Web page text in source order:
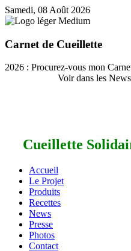
Samedi, 08 Août 2026
Carnet de Cueillette
2026 : Procurez-vous mon
Voir dans les News
Cueillette
Accueil
Le Projet
Produits
Recettes
News
Presse
Photos
Contact